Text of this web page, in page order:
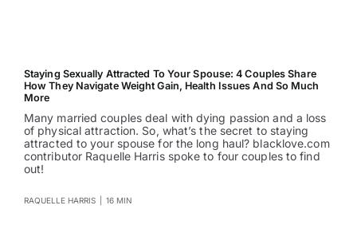
Staying Sexually Attracted To Your Spouse: 4 Couples Share
How They Navigate Weight Gain, Health Issues And So Much
More
Many married couples deal with dying passion and a loss
of physical attraction. So, what’s the secret to staying
attracted to your spouse for the long haul? blacklove.com
contributor Raquelle Harris spoke to four couples to find
out!
RAQUELLE HARRIS 16 MIN